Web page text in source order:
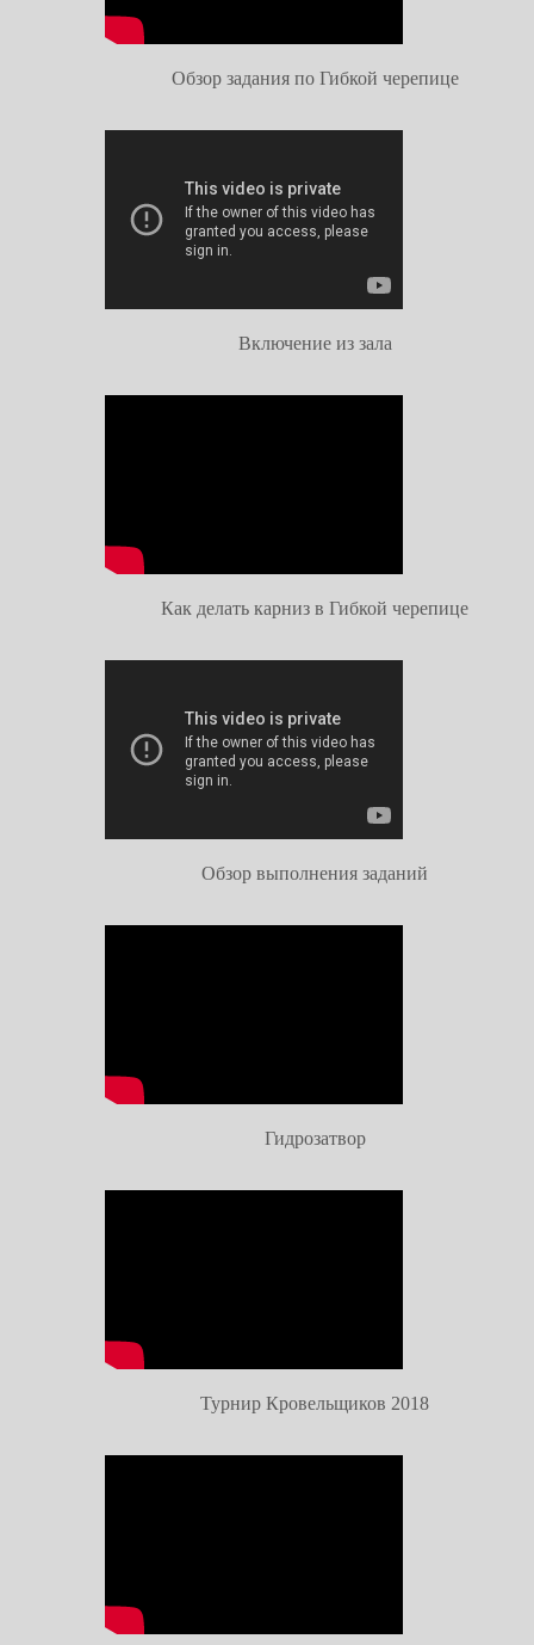
Обзор задания по Гибкой черепице
Включение из зала
Как делать карниз в Гибкой черепице
Обзор выполнения заданий
Гидрозатвор
Турнир Кровельщиков 2018